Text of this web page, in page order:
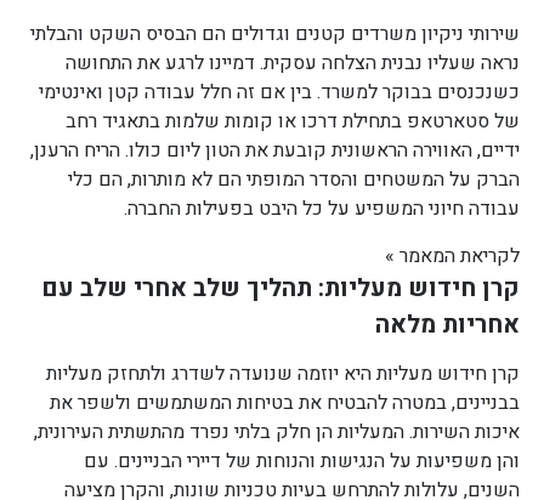
שירותי ניקיון משרדים קטנים וגדולים הם הבסיס השקט והבלתי
נראה שעליו נבנית הצלחה עסקית. דמיינו לרגע את התחושה
כשנכנסים בבוקר למשרד. בין אם זה חלל עבודה קטן ואינטימי
של סטארטאפ בתחילת דרכו או קומות שלמות בתאגיד רחב
ידיים, האווירה הראשונית קובעת את הטון ליום כולו. הריח הרענן,
הברק על המשטחים והסדר המופתי הם לא מותרות, הם כלי
עבודה חיוני המשפיע על כל היבט בפעילות החברה.
לקריאת המאמר »
קרן חידוש מעליות: תהליך שלב אחרי שלב עם
אחריות מלאה
קרן חידוש מעליות היא יוזמה שנועדה לשדרג ולתחזק מעליות
בבניינים, במטרה להבטיח את בטיחות המשתמשים ולשפר את
איכות השירות. המעליות הן חלק בלתי נפרד מהתשתית העירונית,
והן משפיעות על הנגישות והנוחות של דיירי הבניינים. עם
השנים, עלולות להתרחש בעיות טכניות שונות, והקרן מציעה